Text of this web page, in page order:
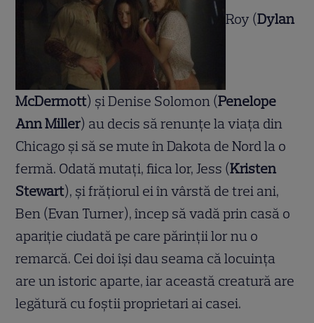
Roy (Dylan
McDermott) şi Denise Solomon (Penelope
Ann Miller) au decis să renunţe la viaţa din
Chicago şi să se mute în Dakota de Nord la o
fermă. Odată mutaţi, fiica lor, Jess (Kristen
Stewart), şi frăţiorul ei în vârstă de trei ani,
Ben (Evan Turner), încep să vadă prin casă o
apariţie ciudată pe care părinţii lor nu o
remarcă. Cei doi îşi dau seama că locuinţa
are un istoric aparte, iar această creatură are
legătură cu foştii proprietari ai casei.